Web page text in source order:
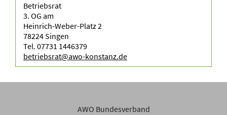
Betriebsrat
3. OG am
Heinrich-Weber-Platz 2
78224 Singen
Tel. 07731 1446379
betriebsrat@awo-konstanz.de
AWO Bundesverband